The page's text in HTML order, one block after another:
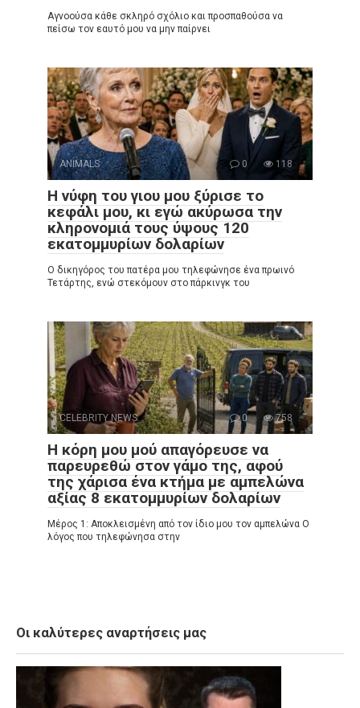
Αγνοούσα κάθε σκληρό σχόλιο και προσπαθούσα να
πείσω τον εαυτό μου να μην παίρνει
ANIMALS 0 118
Η νύφη του γιου μου ξύρισε το
κεφάλι μου, κι εγώ ακύρωσα την
κληρονομιά τους ύψους 120
εκατομμυρίων δολαρίων
Ο δικηγόρος του πατέρα μου τηλεφώνησε ένα πρωινό
Τετάρτης, ενώ στεκόμουν στο πάρκινγκ του
CELEBRITY NEWS 0 758
Η κόρη μου μού απαγόρευσε να
παρευρεθώ στον γάμο της, αφού
της χάρισα ένα κτήμα με αμπελώνα
αξίας 8 εκατομμυρίων δολαρίων
Μέρος 1: Αποκλεισμένη από τον ίδιο μου τον αμπελώνα Ο
λόγος που τηλεφώνησα στην
Οι καλύτερες αναρτήσεις μας